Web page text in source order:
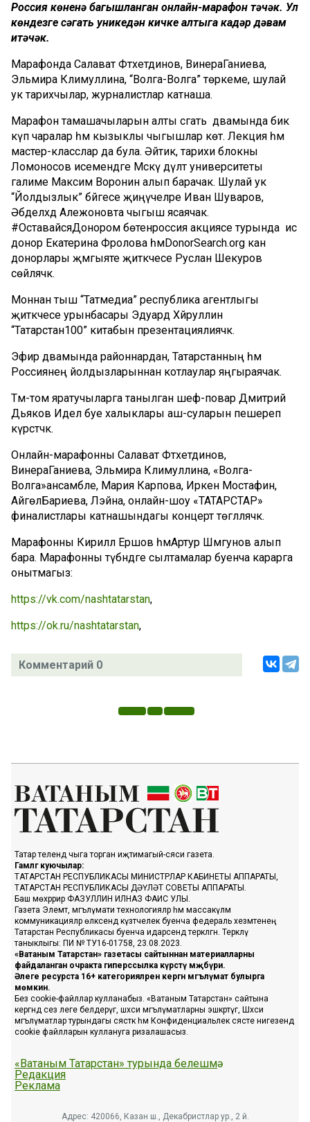
Россия көненә багышланган онлайн-марафон үтәчәк. Ул
көндезге сәгать уникедән кичке алтыга кадәр дәвам
итәчәк.
Марафонда Салават Фәтхетдинов, ВинераГаниева,
Эльмира Кәлимуллина, “Волга-Волга” төркеме, шулай
ук тарихчылар, журналистлар катнаша.
Марафон тамашачыларын алты сәгать дәвамында бик
күп чаралар һәм кызыклы чыгышлар көтә. Лекция һәм
мастер-класслар да була. Әйтик, тарихи блокны
Ломоносов исемендәге Мәскәү дәүләт университеты
галиме Максим Воронин алып барачак. Шулай ук
“Йолдызлык” бәйгесе җиңүчеләре Иван Шуваров,
Әбделәхәд Алежоновта чыгыш ясаячак.
#ОставайсяДонором бөтенроссия акциясе турында исә
донор Екатерина Фролова һәмDonorSearch.org кан
донорлары җәмгыяте җитәкчесе Руслан Шекуров
сөйләячәк.
Моннан тыш “Татмедиа” республика агентлыгы
җитәкчесе урынбасары Эдуард Хәйруллин
“Татарстан100” китабын презентациялиячәк.
Эфир дәвамында районнардан, Татарстанның һәм
Россиянең йолдызларыннан котлаулар яңгыраячак.
Тәм-том яратучыларга танылган шеф-повар Дмитрий
Дьяков Идел буе халыклары аш-суларын пешереп
күрсәтәчәк.
Онлайн-марафонны Салават Фәтхетдинов,
ВинераГаниева, Эльмира Кәлимуллина, «Волга-
Волга»ансамбле, Мария Карпова, Иркен Мостафин,
АйгөлБариева, Лэйна, онлайн-шоу «ТАТАРСТАР»
финалистлары катнашындагы концерттөгәлләячәк.
Марафонны Кирилл Ершов һәмАртур Шәмгунов алып
бара. Марафонны түбәндәге сылтамалар буенча карарга
онытмагыз:
https://vk.com/nashtatarstan,
https://ok.ru/nashtatarstan,
Комментарий 0
Татар телендә чыга торган иҗтимагый-сәяси газета.
Гамәлгә куючылар:
ТАТАРСТАН РЕСПУБЛИКАСЫ МИНИСТРЛАР КАБИНЕТЫ АППАРАТЫ,
ТАТАРСТАН РЕСПУБЛИКАСЫ ДӘҮЛӘТ СОВЕТЫ АППАРАТЫ.
Баш мөхәррир ФАЗУЛЛИН ИЛНАЗ ФАИС УЛЫ.
Газета Элемтә, мәгълүмати технологияләр һәм массакүләм
коммуникацияләр өлкәсендә күзәтчелек буенча федераль хезмәтенең
Татарстан Республикасы буенча идарәсендә теркәлгән. Теркәлү
таныклыгы: ПИ № ТУ16-01758, 23.08.2023.
«Ватаным Татарстан» газетасы сайтыннан материалларны
файдаланган очракта гиперссылка күрсәтү мәҗбүри.
Әлеге ресурста 16+ категорияләренә кергән мәгълүмат булырга
мөмкин.
Без cookie-файллар кулланабыз. «Ватаным Татарстан» сайтына
кергәндә сез әлеге белдерүгә, шәхси мәгълүматларны эшкәртүгә, Шәхси
мәгълүматлар турындагы сәясәткә һәм Конфиденциальлек сәясәте нигезендә
cookie файлларын куллануга ризалашасыз.
«Ватаным Татарстан» турында белешмә
Редакция
Реклама
Адрес: 420066, Казан ш., Декабристлар ур., 2 й.